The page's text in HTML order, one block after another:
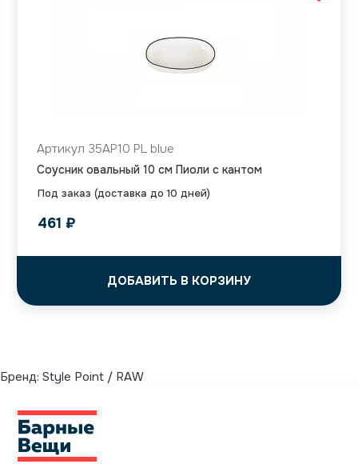
Под заказ (доставка до 10 дней)
Артикул 35AP10 PL blue
Соусник овальный 10 см Пиоли с кантом
461 ₽
ДОБАВИТЬ В КОРЗИНУ
Бренд: Style Point / RAW